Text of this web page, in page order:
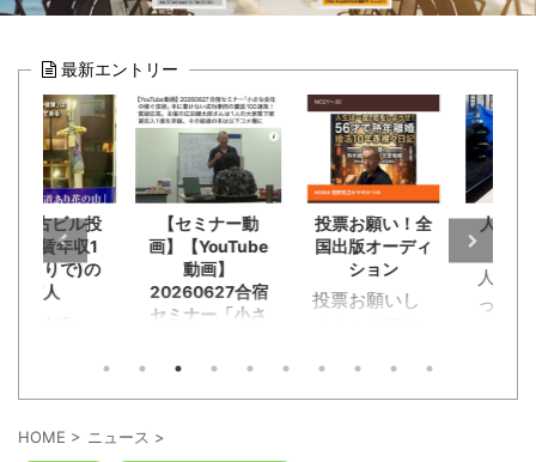
最新エントリー
古ビル投
賃年収1
りで)の
功して
。群馬
【セミナー動
画】【YouTube
動画】
20260627合宿
セミナー「小さ
話100連発！質
疑応答。主催の
投票お願い！全
国出版オーディ
ション
投票お願いし
ョンに応募。
恥知らず勘違
人身事故
人身事故
ってた小
HOME > ニュース >